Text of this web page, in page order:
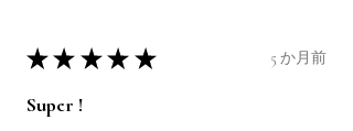
★★ ★★ ★ 5 か月前
Super !